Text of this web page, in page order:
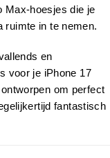
Max-hoesjes die je
ruimte in te nemen.
en
voor je iPhone 17
om perfect
fantastisch